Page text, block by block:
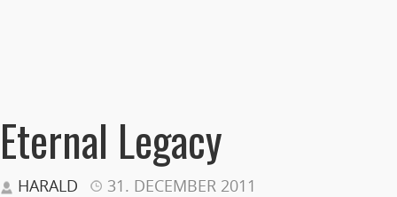
Eternal Legacy
HARALD 31. DECEMBER 2011